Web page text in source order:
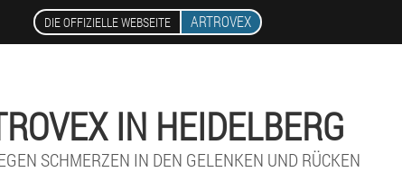
DIE OFFIZIELLE WEBSEITE ARTROVEX
IN HEIDELBERG
SCHMERZEN IN DEN GELENKEN UND RÜCKEN